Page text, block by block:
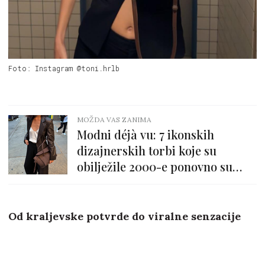
Foto: Instagram @toni.hrlb
MOŽDA VAS ZANIMA
Modni déjà vu: 7 ikonskih
dizajnerskih torbi koje su
obilježile 2000-e ponovno su
Od kraljevske potvrde do viralne senzacije